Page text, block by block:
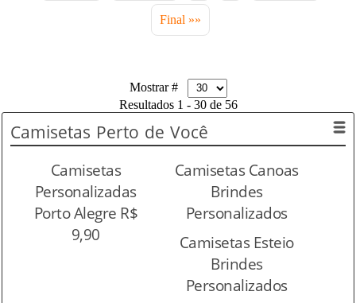
Final »»
Mostrar #
Resultados 1 - 30 de 56
Camisetas Perto de Você
Camisetas
Personalizadas
Porto Alegre R$
9,90
Camisetas Canoas
Brindes
Personalizados
Camisetas Esteio
Brindes
Personalizados